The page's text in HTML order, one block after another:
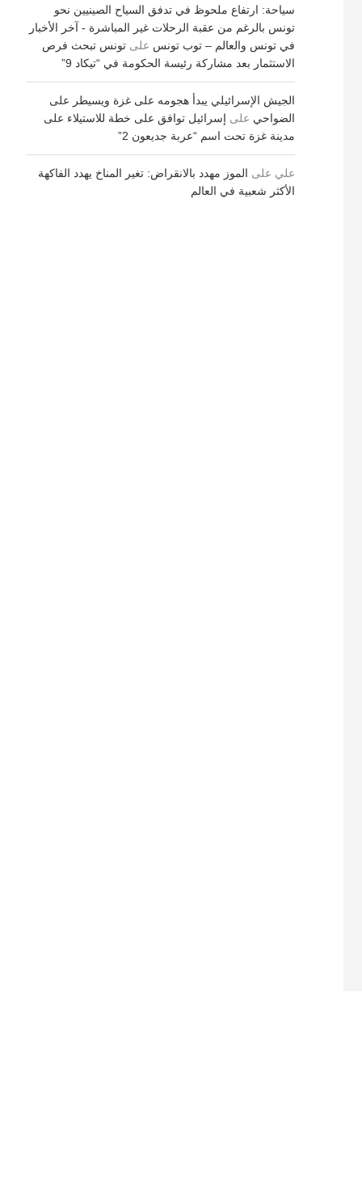
سياحة: ارتفاع ملحوظ في تدفق السياح الصينيين نحو
تونس بالرغم من عقبة الرحلات غير المباشرة - آخر الأخبار
في تونس والعالم – توب تونس علىتونس تبحث فرص
الاستثمار بعد مشاركة رئيسة الحكومة في “تيكاد 9”
الجيش الإسرائيلي يبدأ هجومه على غزة ويسيطر على
الضواحي على إسرائيل توافق على خطة للاستيلاء على
مدينة غزة تحت اسم “عربة جديعون 2”
علي على الموز مهدد بالانقراض: تغير المناخ يهدد الفاكهة
الأكثر شعبية في العالم